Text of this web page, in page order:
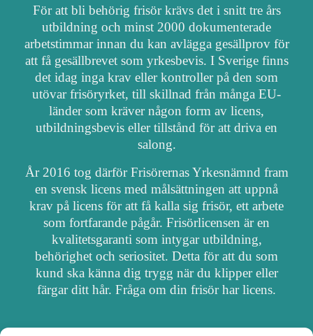
För att bli behörig frisör krävs det i snitt tre års
utbildning och minst 2000 dokumenterade
arbetstimmar innan du kan avlägga gesällprov för
att få gesällbrevet som yrkesbevis. I Sverige finns
det idag inga krav eller kontroller på den som
utövar frisöryrket, till skillnad från många EU-
länder som kräver någon form av licens,
utbildningsbevis eller tillstånd för att driva en
salong.
År 2016 tog därför Frisörernas Yrkesnämnd fram
en svensk licens med målsättningen att uppnå
krav på licens för att få kalla sig frisör, ett arbete
som fortfarande pågår. Frisörlicensen är en
kvalitetsgaranti som intygar utbildning,
behörighet och seriositet. Detta för att du som
kund ska känna dig trygg när du klipper eller
färgar ditt hår. Fråga om din frisör har licens.